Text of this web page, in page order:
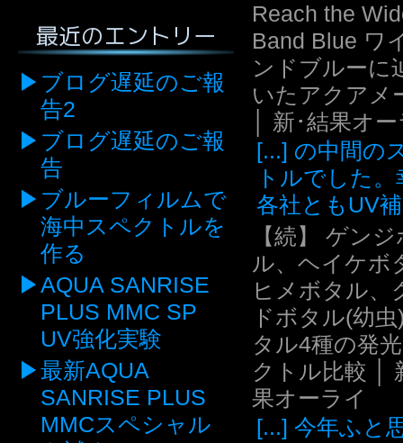
最近のエントリー
ブログ遅延のご報
告2
ブログ遅延のご報
告
ブルーフィルムで
海中スペクトルを
作る
AQUA SANRISE
PLUS MMC SP
UV強化実験
最新AQUA
SANRISE PLUS
MMCスペシャル
Reach the
Band Blue ワ
ンドブルーに
いたアクアメ
│ 新･結果オ
[...] の中間の
トルでした
各社ともUV
【続】 ゲン
ル、ヘイケボ
ヒメボタル、
ドボタル(幼
タル4種の発
クトル比較 │
果オーライ
[...] 今年ふと